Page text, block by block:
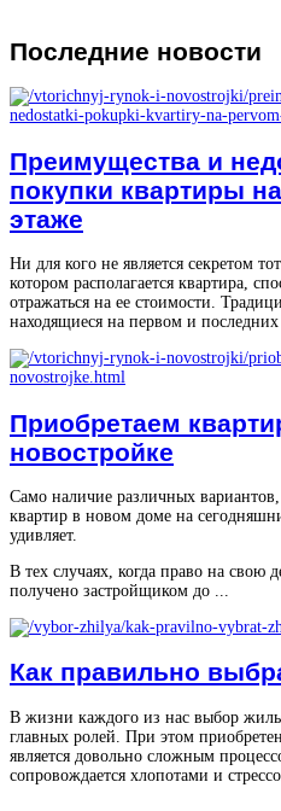
Последние новости
Преимущества и
покупки квартиры
этаже
Ни для кого не является секретом
котором располагается квартира,
отражаться на ее стоимости.
находящиеся на первом и
Приобретаем
новостройке
Само наличие различных
квартир в новом доме на
удивляет.
В тех случаях, когда право на свою
получено застройщиком до ...
Как правильно
В жизни каждого из нас выбор
главных ролей. При этом
является довольно сложным
сопровождается хлопотами и